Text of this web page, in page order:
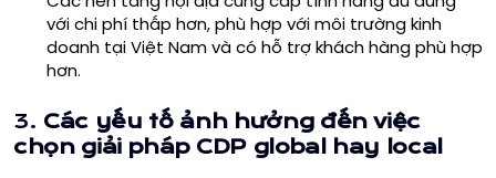
với chi phí thấp hơn, phù hợp với môi trường kinh
doanh tại Việt Nam và có hỗ trợ khách hàng phù hợp
hơn.
3. Các yếu tố ảnh hưởng đến việc
chọn giải pháp CDP global hay local